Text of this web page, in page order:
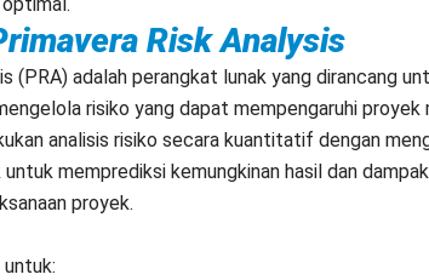
Risk Analysis
(PRA) adalah perangkat lunak yang dirancang
risiko yang dapat mempengaruhi proyek
analisis risiko secara kuantitatif dengan
memprediksi kemungkinan hasil dan
proyek.